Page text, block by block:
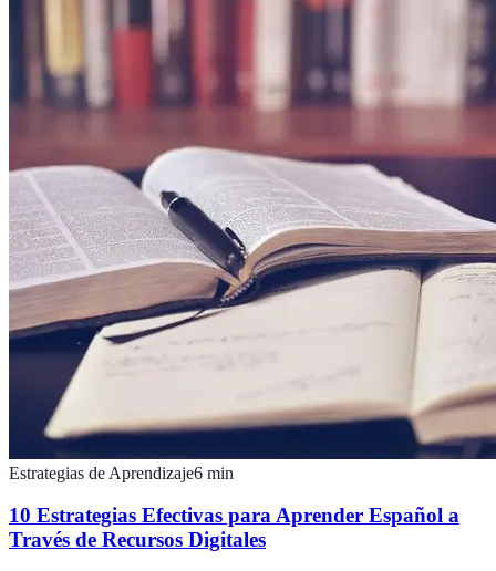
Estrategias de Aprendizaje6 min
10 Estrategias Efectivas para Aprender Español a
Través de Recursos Digitales